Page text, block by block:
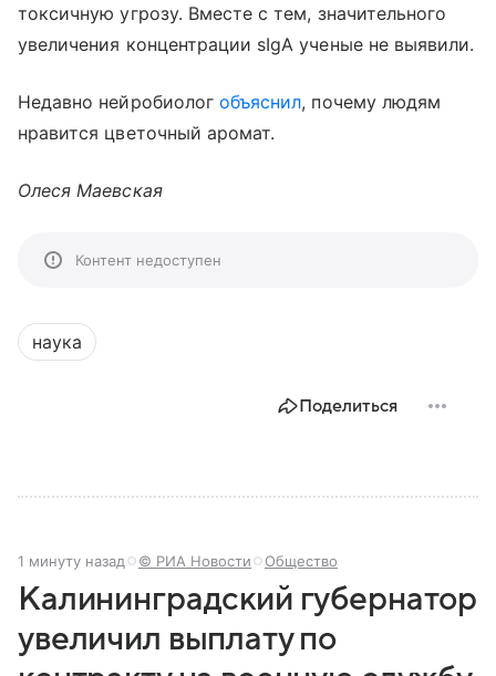
токсичную угрозу. Вместе с тем, значительного
увеличения концентрации sIgA ученые не выявили.
Недавно нейробиолог объяснил, почему людям
нравится цветочный аромат.
Олеся Маевская
Контент недоступен
наука
Поделиться
1 минуту назад © РИА Новости Общество
Калининградский губернатор
увеличил выплату по